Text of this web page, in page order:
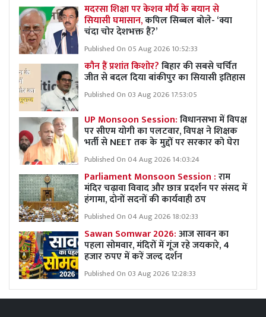
मदरसा शिक्षा पर केशव मौर्य के बयान से
सियासी घमासान,कपिल सिब्बल बोले- ‘क्या
चंदा चोर देशभक्त हैं?’
Published On 05 Aug 2026 10:52:33
कौन हैं प्रशांत किशोर?बिहार की सबसे चर्चित
जीत से बदल दिया बांकीपुर का सियासी इतिहास
Published On 03 Aug 2026 17:53:05
UP Monsoon Session:विधानसभा में विपक्ष
पर सीएम योगी का पलटवार, विपक्ष ने शिक्षक
भर्ती से NEET तक के मुद्दों पर सरकार को घेरा
Published On 04 Aug 2026 14:03:24
Parliament Monsoon Session :राम
मंदिर चढ़ावा विवाद और छात्र प्रदर्शन पर संसद में
हंगामा, दोनों सदनों की कार्यवाही ठप
Published On 04 Aug 2026 18:02:33
Sawan Somwar 2026:आज सावन का
पहला सोमवार, मंदिरों में गूंज रहे जयकारे, 4
हजार रुपए में करें जल्द दर्शन
Published On 03 Aug 2026 12:28:33